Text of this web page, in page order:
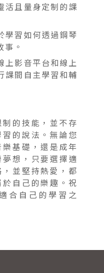
活且量身定制的課
學習如何透過鋼琴
事。
上影音平台和線上
課間自主學習和輔
的技能，並不存
的說法。無論您
基礎，還是成年
想，只要選擇適
並堅持熱愛，都
自己的樂趣。祝
合自己的學習之